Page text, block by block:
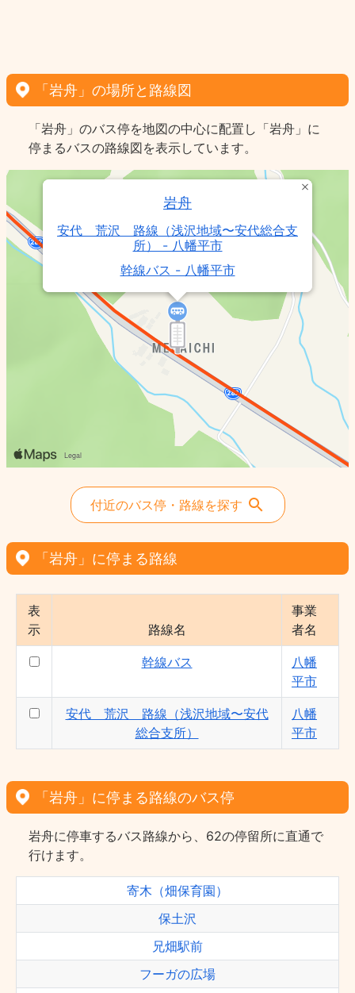
「岩舟」の場所と路線図
「岩舟」のバス停を地図の中心に配置し「岩舟」に
停まるバスの路線図を表示しています。
岩舟
安代 荒沢 路線（浅沢地域〜安代総合支
所） - 八幡平市
幹線バス - 八幡平市
付近のバス停・路線を探す
「岩舟」に停まる路線
表
示
路線名
事業
者名
幹線バス
八幡
平市
安代 荒沢 路線（浅沢地域〜安代
総合支所）
八幡
平市
「岩舟」に停まる路線のバス停
岩舟に停車するバス路線から、62の停留所に直通で
行けます。
寄木（畑保育園）
保土沢
兄畑駅前
フーガの広場